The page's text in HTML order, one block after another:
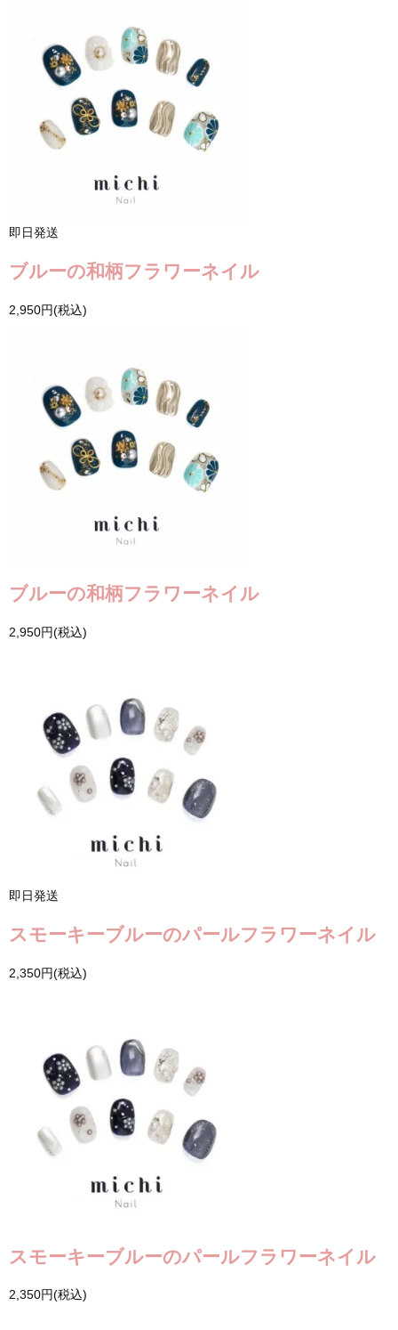
即日発送
ブルーの和柄フラワーネイル
2,950円(税込)
ブルーの和柄フラワーネイル
2,950円(税込)
即日発送
スモーキーブルーのパールフラワーネイル
2,350円(税込)
スモーキーブルーのパールフラワーネイル
2,350円(税込)